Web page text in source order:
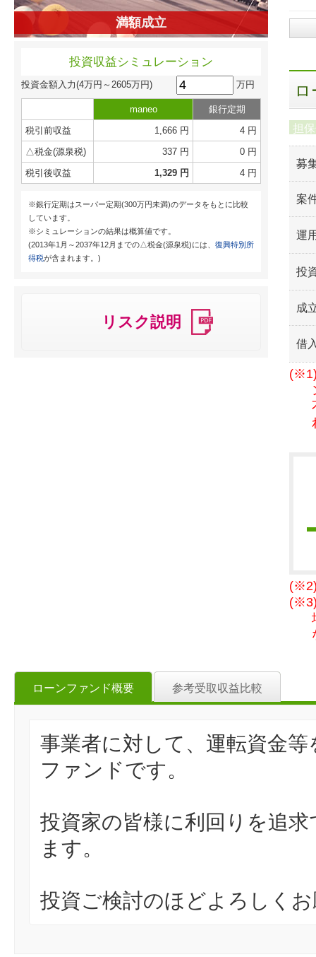
満額成立
投資収益シミュレーション
投資金額入力(4万円～2605万円) 万円
maneo
銀行定期
税引前収益
1,666 円
4 円
△税金(源泉税)
337 円
0 円
税引後収益
1,329 円 4 円
※銀行定期はスーパー定期(300万円未満)のデータをもとに比較
しています。
※シミュレーションの結果は概算値です。
(2013年1月～2037年12月までの△税金(源泉税)には、 復興特別所
得税が含まれます。)
リスク説明
担
募
案
運
投
成
借
(※1)
(※2)
(※3)
ローンファンド概要 参考受取収益比較
事業者に対して、運転資金
ファンドです。
投資家の皆様に利回りを追
ます。
投資ご検討のほどよろしく